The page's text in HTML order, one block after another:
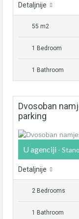
Detaljnije
55 m2
1 Bedroom
1 Bathroom
Dvosoban
parking
U agenciji -
Detaljnije
2 Bedrooms
1 Bathroom